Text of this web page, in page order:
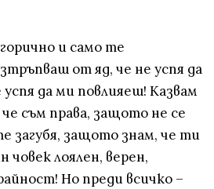
и само те
от яд, че не успя да
да ми повлияеш! Казвам
съм права, защото не се
загубя, защото знам, че ти
човек лоялен, верен,
Но преди всичко –